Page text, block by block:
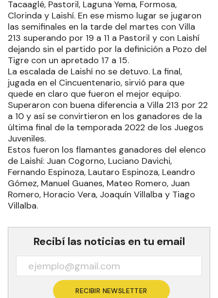
Tacaaglé, Pastoril, Laguna Yema, Formosa,
Clorinda y Laishí. En ese mismo lugar se jugaron
las semifinales en la tarde del martes con Villa
213 superando por 19 a 11 a Pastoril y con Laishí
dejando sin el partido por la definición a Pozo del
Tigre con un apretado 17 a 15.
La escalada de Laishí no se detuvo. La final,
jugada en el Cincuentenario, sirvió para que
quede en claro que fueron el mejor equipo.
Superaron con buena diferencia a Villa 213 por 22
a 10 y así se convirtieron en los ganadores de la
última final de la temporada 2022 de los Juegos
Juveniles.
Estos fueron los flamantes ganadores del elenco
de Laishí: Juan Cogorno, Luciano Davichi,
Fernando Espinoza, Lautaro Espinoza, Leandro
Gómez, Manuel Guanes, Mateo Romero, Juan
Romero, Horacio Vera, Joaquín Villalba y Tiago
Villalba.
Recibí las noticias en tu email
RECIBIR NEWSLETTER